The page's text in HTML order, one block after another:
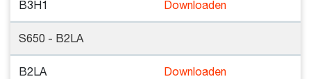
B3H1 Downloaden
S650 - B2LA
B2LA Downloaden